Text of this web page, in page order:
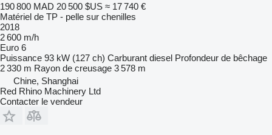
190 800 MAD 20 500 $US ≈ 17 740 €
Matériel de TP - pelle sur chenilles
2018
2 600 m/h
Euro 6
Puissance 93 kW (127 ch) Carburant diesel Profondeur de bêchage
2 330 m Rayon de creusage 3 578 m
Chine, Shanghai
Red Rhino Machinery Ltd
Contacter le vendeur